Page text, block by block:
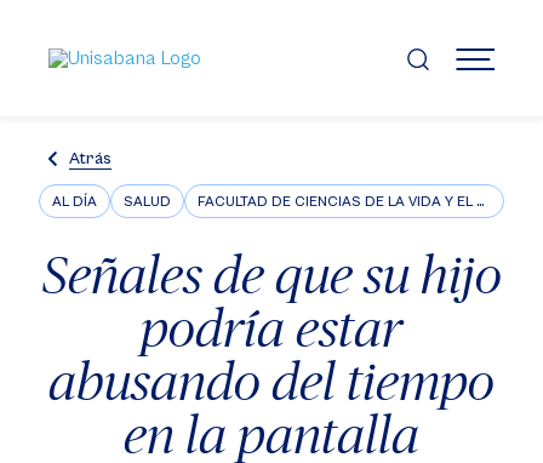
contenido
principal
MENÚ
Atrás
AL DÍA SALUD FACULTAD DE CIENCIAS DE LA VIDA Y EL BIENESTAR
Señales de que su hijo
podría estar
abusando del tiempo
en la pantalla